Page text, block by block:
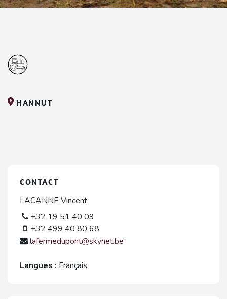
HANNUT
CONTACT
LACANNE Vincent
+32 19 51 40 09
+32 499 40 80 68
lafermedupont@skynet.be
Langues : Français